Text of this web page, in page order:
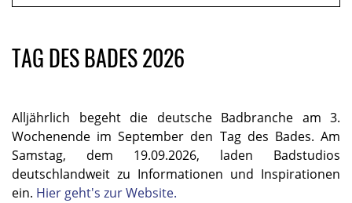
TAG DES BADES 2026
Alljährlich begeht die deutsche Badbranche am 3.
Wochenende im September den Tag des Bades. Am
Samstag, dem 19.09.2026, laden Badstudios
deutschlandweit zu Informationen und Inspirationen
ein. Hier geht's zur Website.